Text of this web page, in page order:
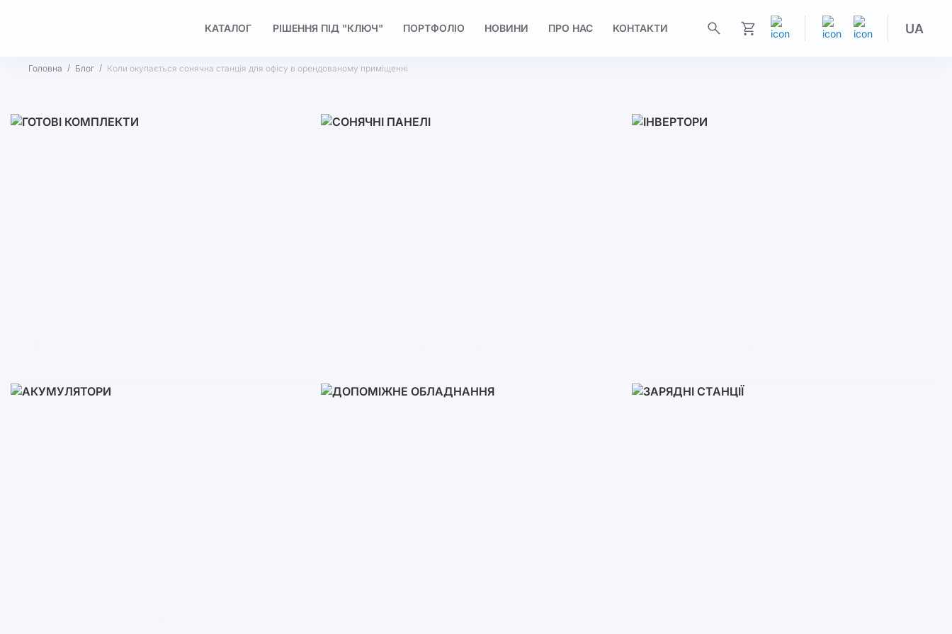
КАТАЛОГ РІШЕННЯ ПІД "КЛЮЧ" ПОРТФОЛІО НОВИНИ ПРО НАС
КОНТАКТИ
UA
Головна Блог Коли окупається сонячна станція для офісу в орендованому приміщенні
3-10 кВт Однофазні